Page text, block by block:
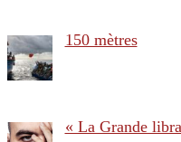
150 mètres
« La Grande